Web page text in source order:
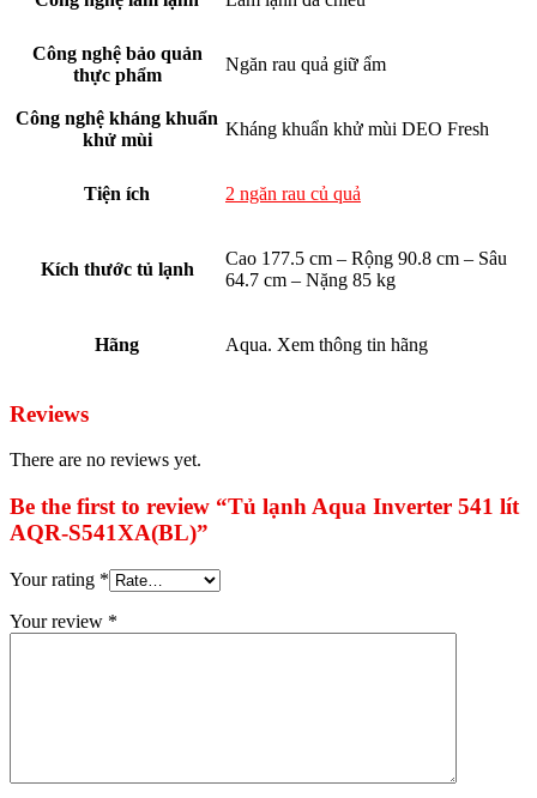
Công nghệ bảo quản
thực phẩm
Ngăn rau quả giữ ẩm
Công nghệ kháng khuẩn
khử mùi
Kháng khuẩn khử mùi DEO Fresh
Tiện ích 2 ngăn rau củ quả
Kích thước tủ lạnh
Cao 177.5 cm – Rộng 90.8 cm – Sâu
64.7 cm – Nặng 85 kg
Hãng Aqua. Xem thông tin hãng
Reviews
There are no reviews yet.
Be the first to review “Tủ lạnh Aqua Inverter 541 lít
AQR-S541XA(BL)”
Your rating *
Your review *